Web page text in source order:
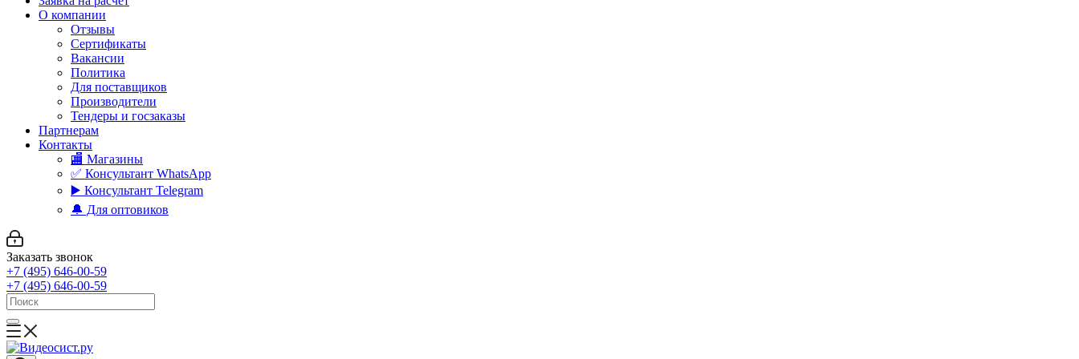
О компании
Отзывы
Сертификаты
Вакансии
Политика
Для поставщиков
Производители
Тендеры и госзаказы
Партнерам
Контакты
🏬 Магазины
✅️ Консультант WhatsApp
▶️ Консультант Telegram
🔔 Для оптовиков
Заказать звонок
+7 (495) 646-00-59
+7 (495) 646-00-59